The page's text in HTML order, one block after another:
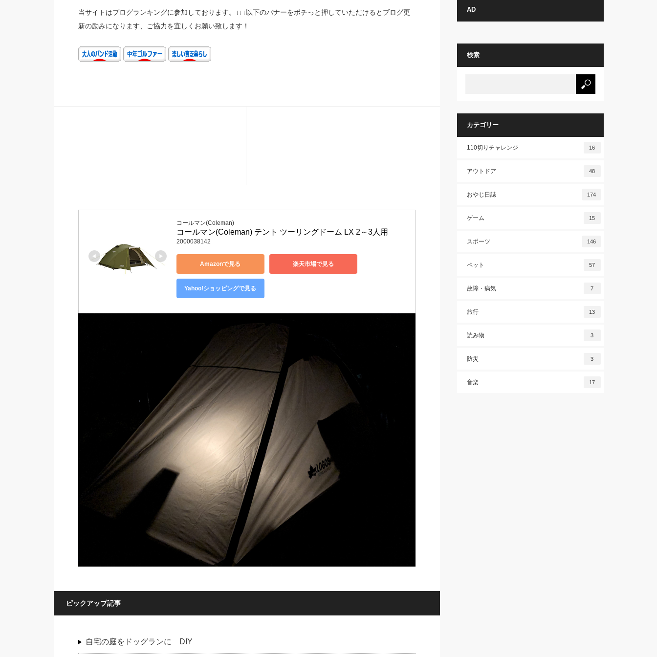
当サイトはブログランキングに参加しております。↓↓↓以下のバナーをポチっと押していただけるとブログ更
新の励みになります、ご協力を宜しくお願い致します！
コールマン(Coleman)
コールマン(Coleman) テント ツーリングドーム LX 2～3人用
2000038142
Amazonで見る 楽天市場で見る
Yahoo!ショッピングで見る
ピックアップ記事
自宅の庭をドッグランに DIY
AD
検索
カテゴリー
110切りチャレンジ 16
アウトドア 48
おやじ日誌 174
ゲーム 15
スポーツ 146
ペット 57
故障・病気 7
旅行 13
読み物 3
防災 3
音楽 17